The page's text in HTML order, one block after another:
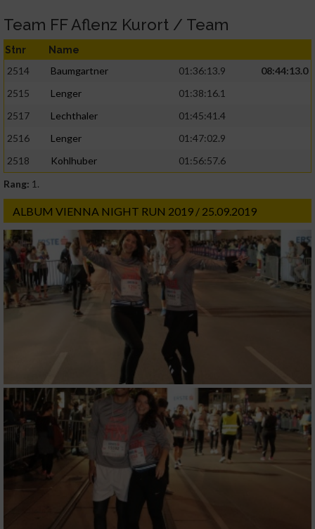
Team FF Aflenz Kurort / Team
Stnr Name
2514 Baumgartner 01:36:13.9
08:44:13.0
2515
Lenger
01:38:16.1
2517
Lechthaler
01:45:41.4
2516
Lenger
01:47:02.9
2518
Kohlhuber
01:56:57.6
Rang: 1.
ALBUM VIENNA NIGHT RUN 2019 / 25.09.2019